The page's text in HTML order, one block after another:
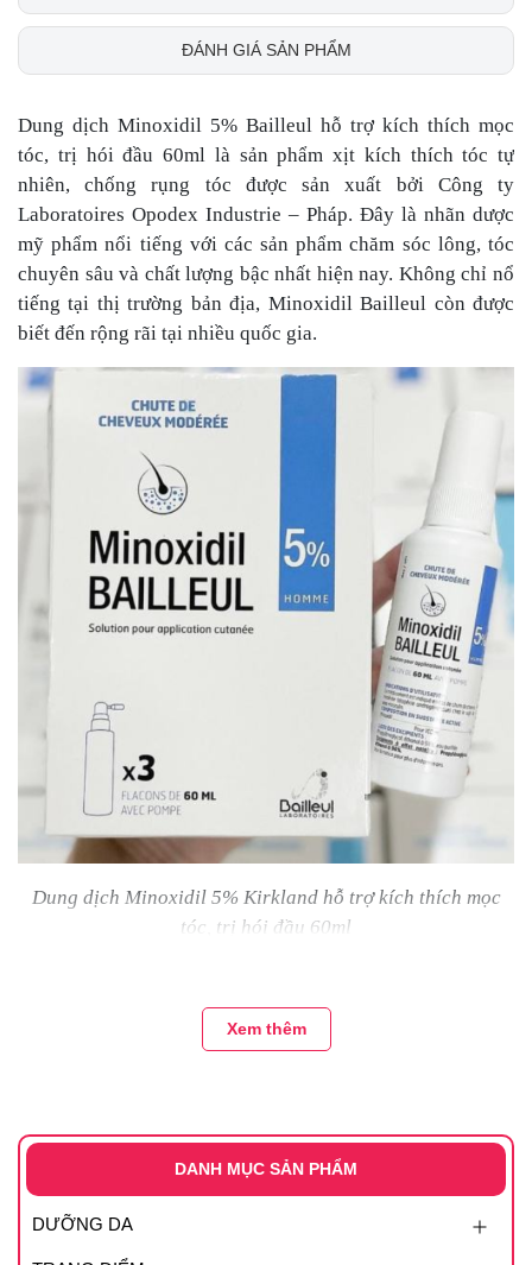
ĐÁNH GIÁ SẢN PHẨM
Dung dịch Minoxidil 5% Bailleul hỗ trợ kích thích mọc
tóc, trị hói đầu 60ml là sản phẩm xịt kích thích tóc tự
nhiên, chống rụng tóc được sản xuất bởi Công ty
Laboratoires Opodex Industrie – Pháp. Đây là nhãn dược
mỹ phẩm nổi tiếng với các sản phẩm chăm sóc lông, tóc
chuyên sâu và chất lượng bậc nhất hiện nay. Không chỉ nổ
tiếng tại thị trường bản địa, Minoxidil Bailleul còn được
biết đến rộng rãi tại nhiều quốc gia.
Dung dịch Minoxidil 5% Kirkland hỗ trợ kích thích mọc
tóc, trị hói đầu 60ml
- Sử dụng dành cho những ai đang phải đối mặt với tình
trạng rụng tóc, tóc gãy do các nguyên nhân hói đầu do
- Dành cho cả nam và nữ giới đang đối mặt với tình trạng
tóc mỏng và nguy cơ hói đầu.
- Thích hợp với những người có mái tóc khô xơ, dễ gãy
Xem thêm
DANH MỤC SẢN PHẨM
DƯỠNG DA